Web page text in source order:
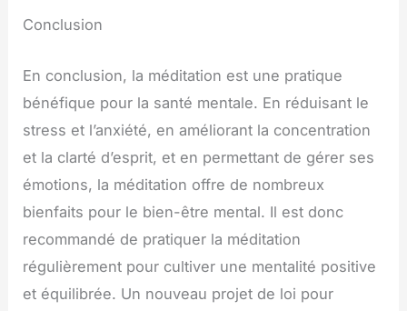
Conclusion
En conclusion, la méditation est une pratique
bénéfique pour la santé mentale. En réduisant le
stress et l’anxiété, en améliorant la concentration
et la clarté d’esprit, et en permettant de gérer ses
émotions, la méditation offre de nombreux
bienfaits pour le bien-être mental. Il est donc
recommandé de pratiquer la méditation
régulièrement pour cultiver une mentalité positive
et équilibrée. Un nouveau projet de loi pour